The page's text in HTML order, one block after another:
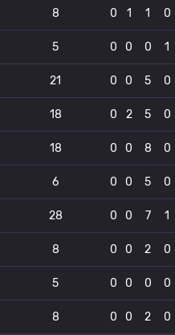
8 0 1 1 0
5 0 0 0 1
21 0 0 5 0
18 0 2 5 0
18 0 0 8 0
6 0 0 5 0
28 0 0 7 1
8 0 0 2 0
5 0 0 0 0
8 0 0 2 0